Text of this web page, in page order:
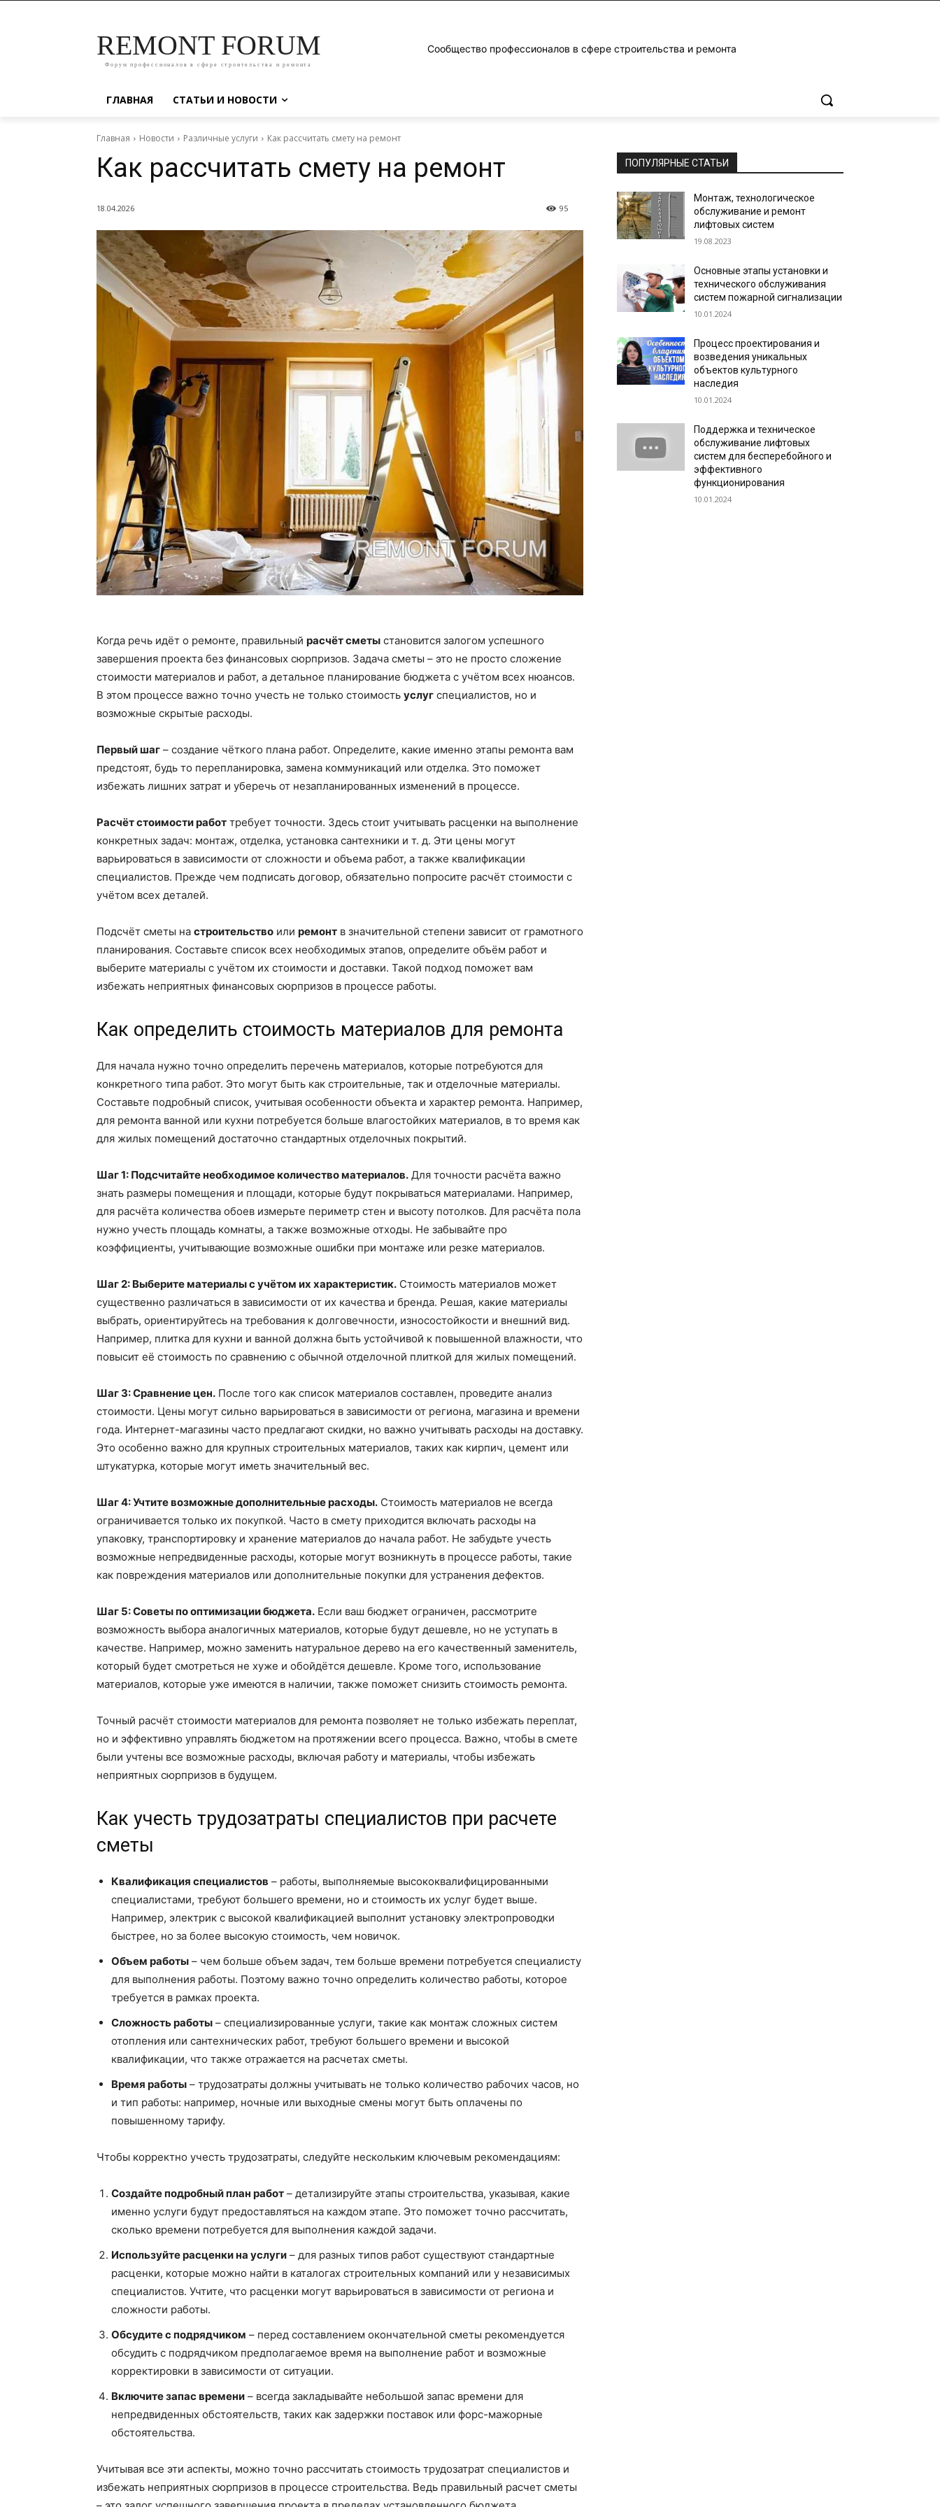
REMONT FORUM
Форум профессионалов в сфере строительства и ремонта
Сообщество профессионалов в сфере строительства и ремонта
ГЛАВНАЯ СТАТЬИ И НОВОСТИ
Главная Новости Различные услуги Как рассчитать смету на ремонт
Как рассчитать смету на ремонт
18.04.2026 95
Когда речь идёт о ремонте, правильный расчёт сметы становится залогом успешного
завершения проекта без финансовых сюрпризов. Задача сметы – это не просто сложение
стоимости материалов и работ, а детальное планирование бюджета с учётом всех нюансов.
В этом процессе важно точно учесть не только стоимость услуг специалистов, но и
возможные скрытые расходы.
Первый шаг – создание чёткого плана работ. Определите, какие именно этапы ремонта вам
предстоят, будь то перепланировка, замена коммуникаций или отделка. Это поможет
избежать лишних затрат и уберечь от незапланированных изменений в процессе.
Расчёт стоимости работ требует точности. Здесь стоит учитывать расценки на выполнение
конкретных задач: монтаж, отделка, установка сантехники и т. д. Эти цены могут
варьироваться в зависимости от сложности и объема работ, а также квалификации
специалистов. Прежде чем подписать договор, обязательно попросите расчёт стоимости с
учётом всех деталей.
Подсчёт сметы на строительство или ремонт в значительной степени зависит от грамотного
планирования. Составьте список всех необходимых этапов, определите объём работ и
выберите материалы с учётом их стоимости и доставки. Такой подход поможет вам
избежать неприятных финансовых сюрпризов в процессе работы.
Как определить стоимость материалов для ремонта
Для начала нужно точно определить перечень материалов, которые потребуются для
конкретного типа работ. Это могут быть как строительные, так и отделочные материалы.
Составьте подробный список, учитывая особенности объекта и характер ремонта. Например,
для ремонта ванной или кухни потребуется больше влагостойких материалов, в то время как
для жилых помещений достаточно стандартных отделочных покрытий.
Шаг 1: Подсчитайте необходимое количество материалов. Для точности расчёта важно
знать размеры помещения и площади, которые будут покрываться материалами. Например,
для расчёта количества обоев измерьте периметр стен и высоту потолков. Для расчёта пола
нужно учесть площадь комнаты, а также возможные отходы. Не забывайте про
коэффициенты, учитывающие возможные ошибки при монтаже или резке материалов.
Шаг 2: Выберите материалы с учётом их характеристик. Стоимость материалов может
существенно различаться в зависимости от их качества и бренда. Решая, какие материалы
выбрать, ориентируйтесь на требования к долговечности, износостойкости и внешний вид.
Например, плитка для кухни и ванной должна быть устойчивой к повышенной влажности, что
повысит её стоимость по сравнению с обычной отделочной плиткой для жилых помещений.
Шаг 3: Сравнение цен. После того как список материалов составлен, проведите анализ
стоимости. Цены могут сильно варьироваться в зависимости от региона, магазина и времени
года. Интернет-магазины часто предлагают скидки, но важно учитывать расходы на доставку.
Это особенно важно для крупных строительных материалов, таких как кирпич, цемент или
штукатурка, которые могут иметь значительный вес.
Шаг 4: Учтите возможные дополнительные расходы. Стоимость материалов не всегда
ограничивается только их покупкой. Часто в смету приходится включать расходы на
упаковку, транспортировку и хранение материалов до начала работ. Не забудьте учесть
возможные непредвиденные расходы, которые могут возникнуть в процессе работы, такие
как повреждения материалов или дополнительные покупки для устранения дефектов.
Шаг 5: Советы по оптимизации бюджета. Если ваш бюджет ограничен, рассмотрите
возможность выбора аналогичных материалов, которые будут дешевле, но не уступать в
качестве. Например, можно заменить натуральное дерево на его качественный заменитель,
который будет смотреться не хуже и обойдётся дешевле. Кроме того, использование
материалов, которые уже имеются в наличии, также поможет снизить стоимость ремонта.
Точный расчёт стоимости материалов для ремонта позволяет не только избежать переплат,
но и эффективно управлять бюджетом на протяжении всего процесса. Важно, чтобы в смете
были учтены все возможные расходы, включая работу и материалы, чтобы избежать
неприятных сюрпризов в будущем.
Как учесть трудозатраты специалистов при расчете
сметы
Квалификация специалистов – работы, выполняемые высококвалифицированными
специалистами, требуют большего времени, но и стоимость их услуг будет выше.
Например, электрик с высокой квалификацией выполнит установку электропроводки
быстрее, но за более высокую стоимость, чем новичок.
Объем работы – чем больше объем задач, тем больше времени потребуется специалисту
для выполнения работы. Поэтому важно точно определить количество работы, которое
требуется в рамках проекта.
Сложность работы – специализированные услуги, такие как монтаж сложных систем
отопления или сантехнических работ, требуют большего времени и высокой
квалификации, что также отражается на расчетах сметы.
Время работы – трудозатраты должны учитывать не только количество рабочих часов, но
и тип работы: например, ночные или выходные смены могут быть оплачены по
повышенному тарифу.
Чтобы корректно учесть трудозатраты, следуйте нескольким ключевым рекомендациям:
Создайте подробный план работ – детализируйте этапы строительства, указывая, какие
именно услуги будут предоставляться на каждом этапе. Это поможет точно рассчитать,
сколько времени потребуется для выполнения каждой задачи.
Используйте расценки на услуги – для разных типов работ существуют стандартные
расценки, которые можно найти в каталогах строительных компаний или у независимых
специалистов. Учтите, что расценки могут варьироваться в зависимости от региона и
сложности работы.
Обсудите с подрядчиком – перед составлением окончательной сметы рекомендуется
обсудить с подрядчиком предполагаемое время на выполнение работ и возможные
корректировки в зависимости от ситуации.
Включите запас времени – всегда закладывайте небольшой запас времени для
непредвиденных обстоятельств, таких как задержки поставок или форс-мажорные
обстоятельства.
Учитывая все эти аспекты, можно точно рассчитать стоимость трудозатрат специалистов и
избежать неприятных сюрпризов в процессе строительства. Ведь правильный расчет сметы
ПОПУЛЯРНЫЕ СТАТЬИ
Монтаж, технологическое
обслуживание и ремонт
лифтовых систем
19.08.2023
Основные этапы установки и
технического обслуживания
систем пожарной сигнализации
10.01.2024
Процесс проектирования и
возведения уникальных
объектов культурного
наследия
10.01.2024
Поддержка и техническое
обслуживание лифтовых
систем для бесперебойного и
эффективного
функционирования
10.01.2024